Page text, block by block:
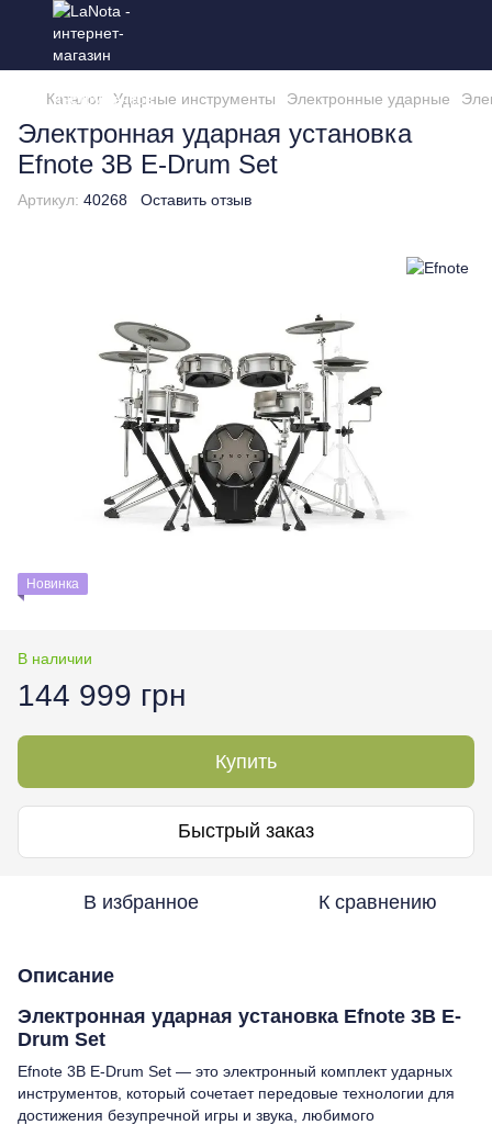
Каталог Ударные инструменты Электронные ударные
Электронная ударная установка
Efnote 3B E-Drum Set
Артикул: 40268 Оставить отзыв
Новинка
В наличии
144 999 грн
Купить
Быстрый заказ
В избранное К сравнению
Описание
Электронная ударная установка Efnote 3B E-
Drum Set
Efnote 3B E-Drum Set — это электронный комплект ударных
инструментов, который сочетает передовые технологии для
достижения безупречной игры и звука, любимого